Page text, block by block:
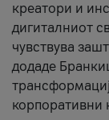
креатори и
дигиталниот
чувствува
додаде
корпоративни